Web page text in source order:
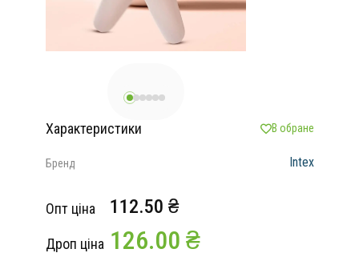
Характеристики В обране
Бренд Intex
Опт ціна 112.50 ₴
Дроп ціна 126.00 ₴